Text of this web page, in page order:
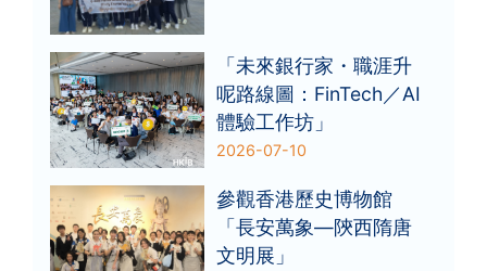
「未來銀行家・職涯升
呢路線圖：FinTech／AI
體驗工作坊」
2026-07-10
參觀香港歷史博物館
「長安萬象—陝西隋唐
文明展」